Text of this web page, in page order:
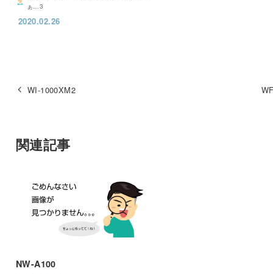
ぁ…3
2020.02.26
WI-1000XM2
関連記事
NW-A100